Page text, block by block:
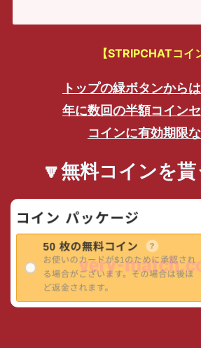
【STRIPCHATコイ
トップの緑ボタンから
年に数回の半額コインセ
コインに有効期限な
🔽無料コインを貰